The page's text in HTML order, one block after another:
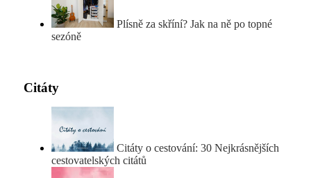
Plísně za skříní? Jak na ně po topné
sezóně
Citáty
Citáty o cestování: 30 Nejkrásnějších
cestovatelských citátů